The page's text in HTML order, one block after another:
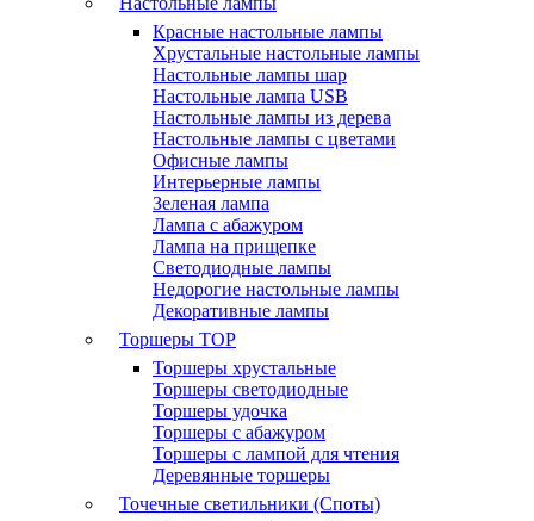
Красные настольные лампы
Хрустальные настольные лампы
Настольные лампы шар
Настольные лампа USB
Настольные лампы из дерева
Настольные лампы с цветами
Офисные лампы
Интерьерные лампы
Зеленая лампа
Лампа с абажуром
Лампа на прищепке
Светодиодные лампы
Недорогие настольные лампы
Декоративные лампы
Торшеры TOP
Торшеры хрустальные
Торшеры светодиодные
Торшеры удочка
Торшеры с абажуром
Торшеры с лампой для чтения
Деревянные торшеры
Точечные светильники (Споты)